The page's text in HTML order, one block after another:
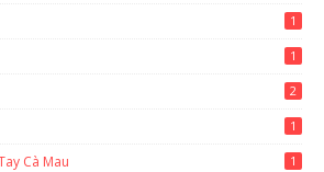
1
1
2
1
Cà Mau 1